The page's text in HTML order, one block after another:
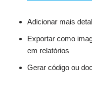
Adicionar mais
Exportar como
em relatórios
Gerar código ou